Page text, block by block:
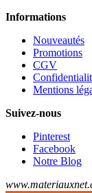
Informations
Nouveautés
Promotions
CGV
Mentions
Suivez-nous
Pinterest
Facebook
Notre Blog